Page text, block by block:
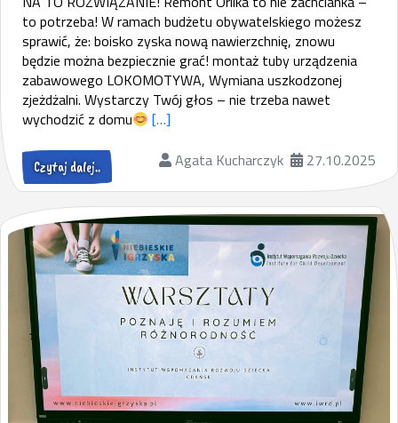
to potrzeba! W ramach budżetu obywatelskiego możesz
sprawić, że: boisko zyska nową nawierzchnię, znowu
będzie można bezpiecznie grać! montaż tuby urządzenia
zabawowego LOKOMOTYWA, Wymiana uszkodzonej
zjeżdżalni. Wystarczy Twój głos – nie trzeba nawet
wychodzić z domu
[…]
Czytaj dalej.. Agata Kucharczyk 27.10.2025